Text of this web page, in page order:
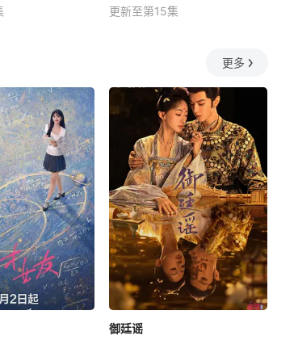
更新至第15集
更多
御廷谣